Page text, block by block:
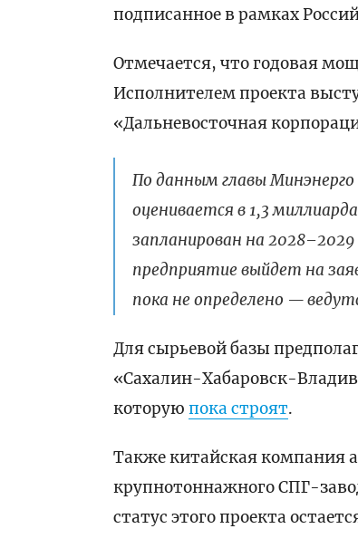
подписанное в рамках
Отмечается, что годовая
Исполнителем проекта
«Дальневосточная
По данным главы
оценивается в 1,3
запланирован на
предприятие выйдет на
пока не определено —
Для сырьевой базы
«Сахалин-Хабаровск-
которуюпока строят.
Также китайская компания
крупнотоннажного СПГ-
статус этого проекта